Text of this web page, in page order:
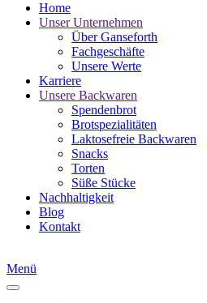
Home
Unser Unternehmen
Über Ganseforth
Fachgeschäfte
Unsere Werte
Karriere
Unsere Backwaren
Spendenbrot
Brotspezialitäten
Laktosefreie Backwaren
Snacks
Torten
Süße Stücke
Nachhaltigkeit
Blog
Kontakt
Menü